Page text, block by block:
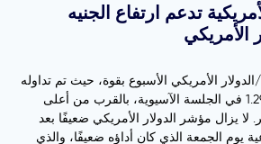
تدعم ارتفاع الجنيه
الأمريكي
الدولار الأمريكي الأسبوع بقوة، حيث تم تداوله
حول مستوى 1.2940-1.2945 في الجلسة الآسيوية، بالقرب من أعلى
يزال مؤشر الدولار الأمريكي ضعيفًا بعد
يوم الجمعة الذي كان أداؤه ضعيفًا، والذي